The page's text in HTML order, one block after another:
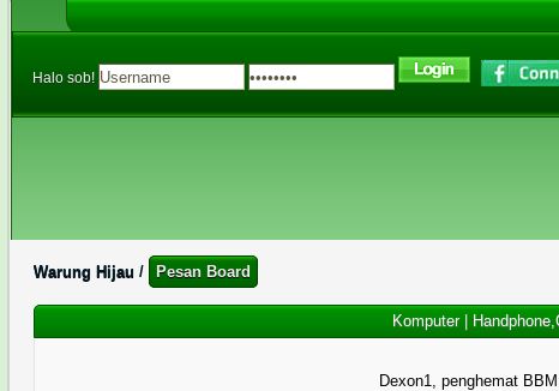
Halo sob!
Warung Hijau / Pesan Board
Komputer|
Dexon1, penghemat